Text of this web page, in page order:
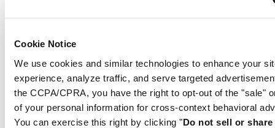
Cookie Notice
We use cookies and similar technologies to enhance your
experience, analyze traffic, and serve targeted
the CCPA/CPRA, you have the right to opt-out of the "sale"
of your personal information for cross-context behavioral
You can exercise this right by clicking "Do not sell or share
Ähnliche Produkte
DS SUPER PH2000M
STC
Automatik,⌀43.0mm
1.395 €